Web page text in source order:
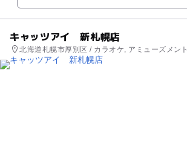
キャッツアイ 新札幌店
北海道札幌市厚別区 / カラオケ, アミューズメント